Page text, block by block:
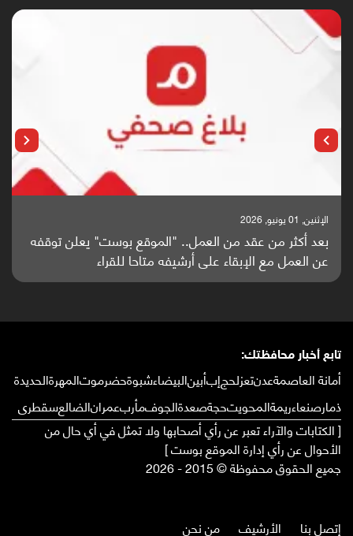
الإثنين, 25 مايو, 2026
باحثون من اليمن يدخلون سباق أبحاث ألزهايمر بدراسة
واعدة منشورة عالميا (ترجمة)
تابع أخبار محافظتك:
أمانة العاصمةعدنتعزلحجإبأبينالبيضاءشبوةحضرموتالمهرةالحديدة
ذمارصنعاءريمةالمحويتحجةصعدةالجوفمأربعمرانالضالعسقطرى
[ الكتابات والآراء تعبر عن رأي أصحابها ولا تمثل في أي حال من
الأحوال عن رأي إدارة الموقع بوست ]
جميع الحقوق محفوظة © 2015 - 2026
إتصل بنا الأرشيف من نحن